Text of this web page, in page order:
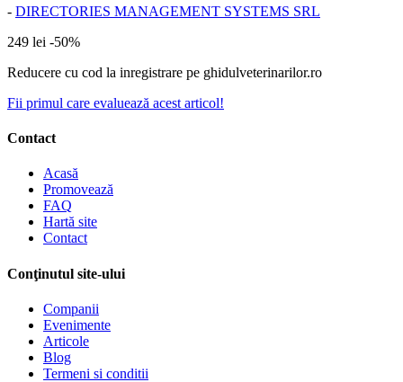
- DIRECTORIES MANAGEMENT SYSTEMS SRL
249 lei -50%
Reducere cu cod la inregistrare pe ghidulveterinarilor.ro
Fii primul care evaluează acest articol!
Contact
Acasă
Promovează
FAQ
Hartă site
Contact
Conţinutul site-ului
Companii
Evenimente
Articole
Blog
Termeni si conditii